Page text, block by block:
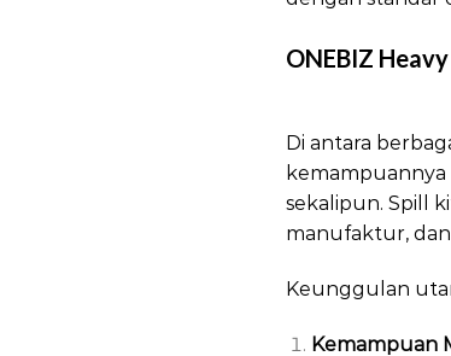
ONEBIZ
Di antara
sekalipun. Spill
manufaktur,
Keunggulan
Kemampuan